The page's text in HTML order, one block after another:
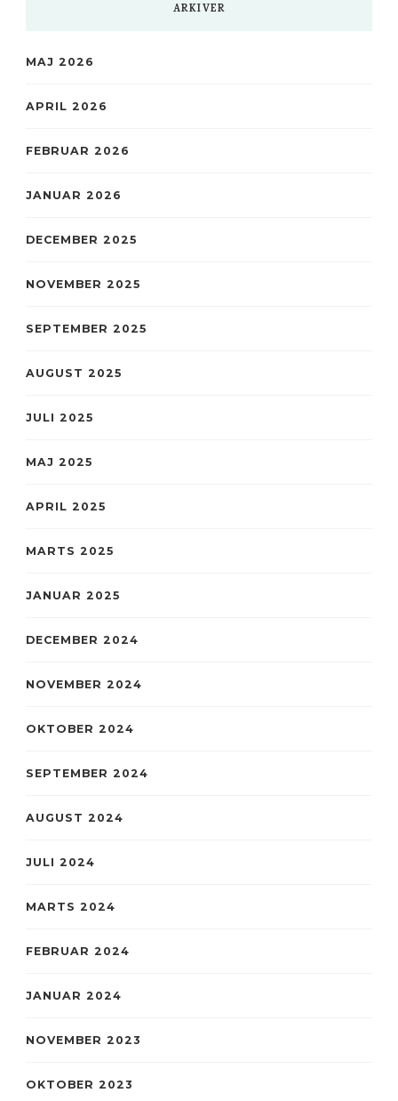
ARKIVER
MAJ 2026
APRIL 2026
FEBRUAR 2026
JANUAR 2026
DECEMBER 2025
NOVEMBER 2025
SEPTEMBER 2025
AUGUST 2025
JULI 2025
MAJ 2025
APRIL 2025
MARTS 2025
JANUAR 2025
DECEMBER 2024
NOVEMBER 2024
OKTOBER 2024
SEPTEMBER 2024
AUGUST 2024
JULI 2024
MARTS 2024
FEBRUAR 2024
JANUAR 2024
NOVEMBER 2023
OKTOBER 2023